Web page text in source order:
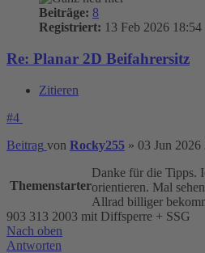
Beiträge: 8
Registriert: 13 Feb 2026 18:54
Re: Planar 2D Beifahrersitz
Zitieren
#4
Beitrag von Rocky255 » 03 Jun 2026
Themenstarter
Danke für die Tipps.
orientieren. Mal
Allrad billiger
903 313 2003 mit Diffsperre + SSG
Nach oben
Antworten